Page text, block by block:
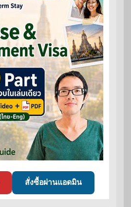
สั่งซื้อผ่านแอดมิน